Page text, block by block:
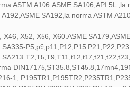
ASTM A106.ASME SA106,API 5L
A192,ASME SA192,la norma ASTM
X46, X52, X56, X60.ASME
SA335-
SA213-